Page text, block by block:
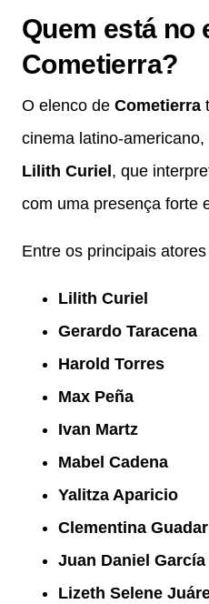
Quem está no
Cometierra?
O elenco de Cometierra
cinema latino-
Lilith Curiel , que
com uma presença forte
Entre os principais
Lilith Curiel
Gerardo Taracena
Harold Torres
Max Peña
Ivan Martz
Mabel Cadena
Yalitza Aparicio
Clementina
Juan Daniel
Lizeth Selene